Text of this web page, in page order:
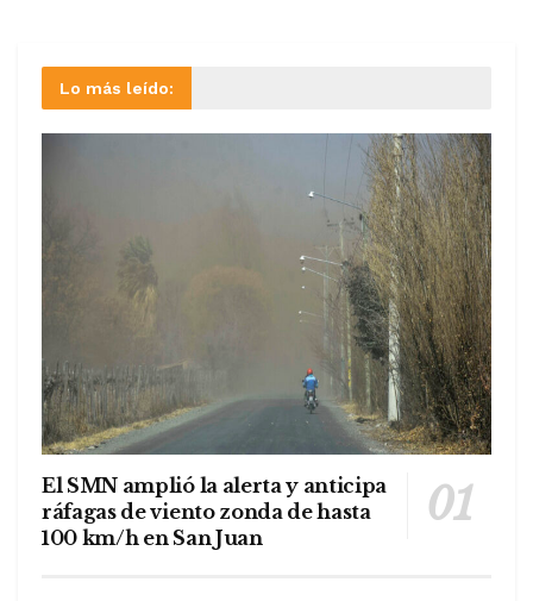
Lo más leído:
El SMN amplió la alerta y anticipa
ráfagas de viento zonda de hasta
100 km/h en San Juan